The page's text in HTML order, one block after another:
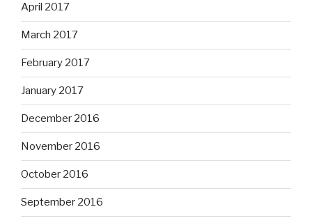
April 2017
March 2017
February 2017
January 2017
December 2016
November 2016
October 2016
September 2016